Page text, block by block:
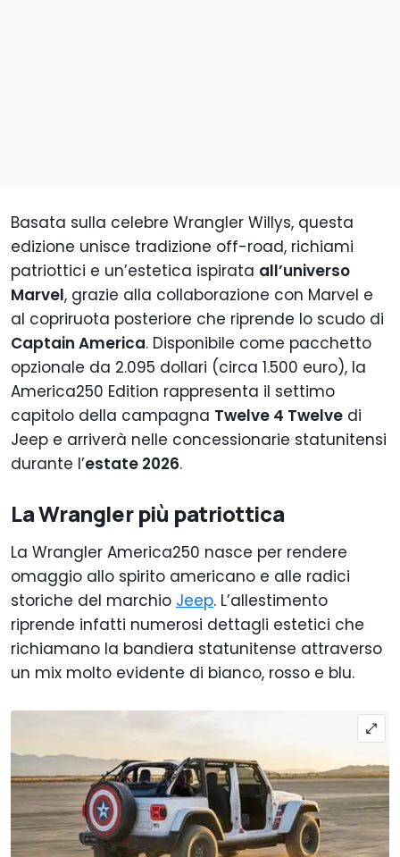
Basata sulla celebre Wrangler Willys, questa
edizione unisce tradizione off-road, richiami
patriottici e un’estetica ispirata all’universo
Marvel, grazie alla collaborazione con Marvel e
al copriruota posteriore che riprende lo scudo di
Captain America. Disponibile come pacchetto
opzionale da 2.095 dollari (circa 1.500 euro), la
America250 Edition rappresenta il settimo
capitolo della campagna Twelve 4 Twelve di
Jeep e arriverà nelle concessionarie statunitensi
durante l’estate 2026.
La Wrangler più patriottica
La Wrangler America250 nasce per rendere
omaggio allo spirito americano e alle radici
storiche del marchio Jeep. L’allestimento
riprende infatti numerosi dettagli estetici che
richiamano la bandiera statunitense attraverso
un mix molto evidente di bianco, rosso e blu.